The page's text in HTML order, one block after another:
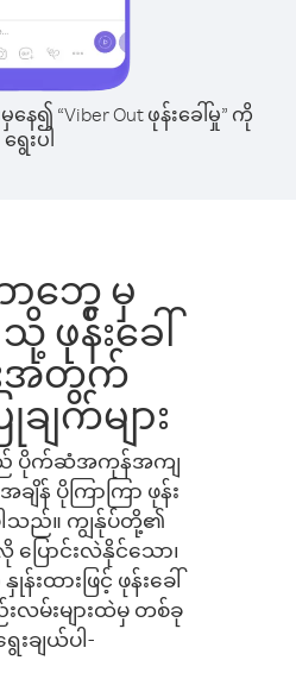
နေ၍ “Viber Out ဖုန်းခေါ်မှု” ကို
ရွေးပါ
ဘွေ မှ
န်းခေါ်
းအတွက်
ျက်များ
ည် ပိုက်ဆံအကုန်အကျ
ချိန် ပိုကြာကြာ ဖုန်း
ါသည်။ ကျွန်ုပ်တို့၏
ြောင်းလဲနိုင်သော၊
ထားဖြင့် ဖုန်းခေါ်
မ်းများထဲမှ တစ်ခု
းချယ်ပါ-